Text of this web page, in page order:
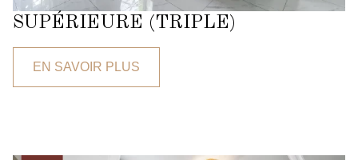
SUPÉRIEURE (TRIPLE)
EN SAVOIR PLUS